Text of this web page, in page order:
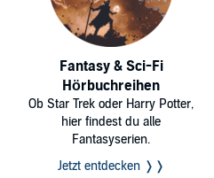
Fantasy & Sci-Fi
Hörbuchreihen
Ob Star Trek oder Harry Potter,
hier findest du alle
Fantasyserien.
Jetzt entdecken ❭❭